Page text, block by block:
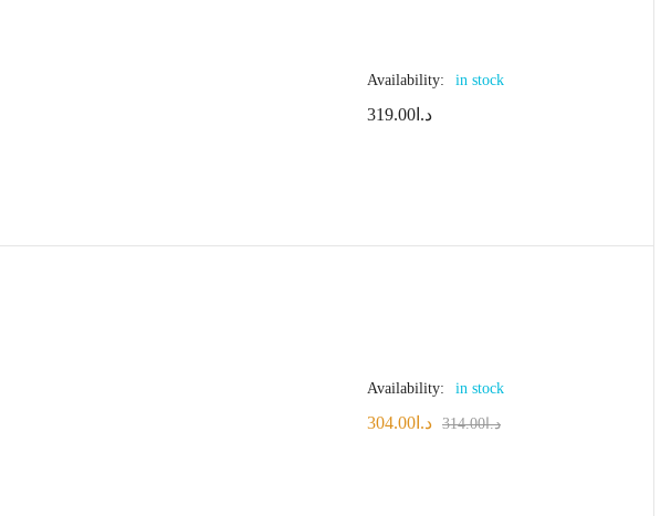
Availability: in stock
د.ا 319.00
Availability: in stock
د.ا314.00 د.ا 304.00